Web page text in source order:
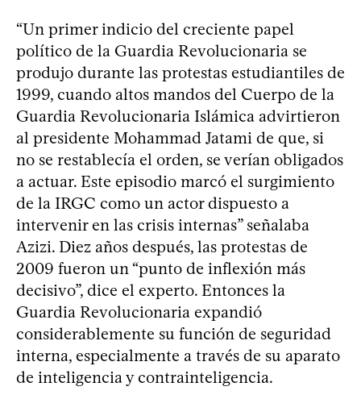
“Un primer indicio del creciente papel
político de la Guardia Revolucionaria se
produjo durante las protestas estudiantiles de
1999, cuando altos mandos del Cuerpo de la
Guardia Revolucionaria Islámica advirtieron
al presidente Mohammad Jatami de que, si
no se restablecía el orden, se verían obligados
a actuar. Este episodio marcó el surgimiento
de la IRGC como un actor dispuesto a
intervenir en las crisis internas” señalaba
Azizi. Diez años después, las protestas de
2009 fueron un “punto de inflexión más
decisivo”, dice el experto. Entonces la
Guardia Revolucionaria expandió
considerablemente su función de seguridad
interna, especialmente a través de su aparato
de inteligencia y contrainteligencia.